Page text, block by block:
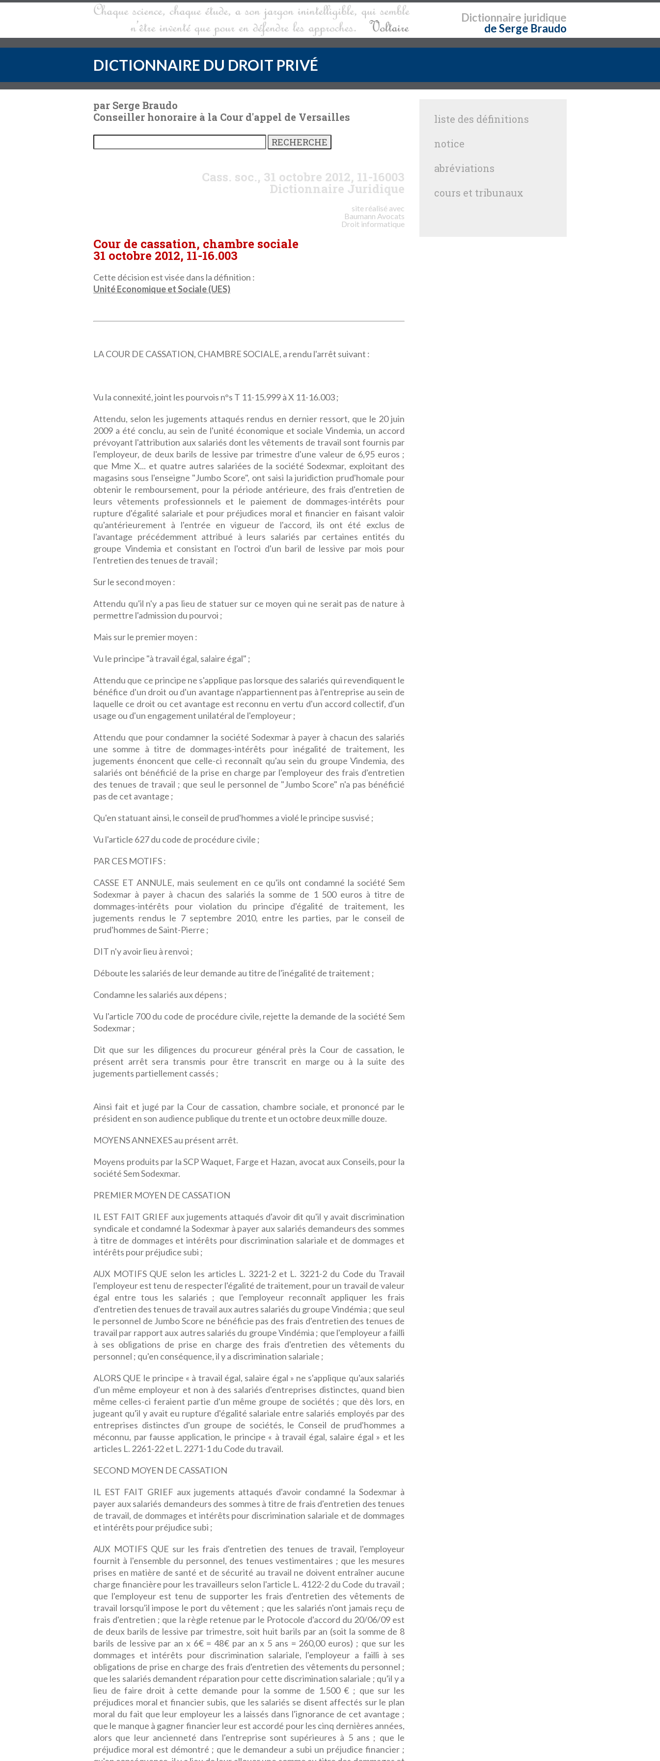
Dictionnaire juridique
de Serge Braudo
DICTIONNAIRE DU DROIT PRIVÉ
par Serge Braudo
Conseiller honoraire à la Cour d'appel de Versailles
Cass. soc., 31 octobre 2012, 11-16003
Dictionnaire Juridique
site réalisé avec
Baumann Avocats
Droit informatique
Cour de cassation, chambre sociale
31 octobre 2012, 11-16.003
Cette décision est visée dans la définition :
Unité Economique et Sociale (UES)
LA COUR DE CASSATION, CHAMBRE SOCIALE, a rendu l'arrêt suivant :
Vu la connexité, joint les pourvois n°s T 11-15.999 à X 11-16.003 ;
Attendu, selon les jugements attaqués rendus en dernier ressort, que le 20 juin
2009 a été conclu, au sein de l'unité économique et sociale Vindemia, un accord
prévoyant l'attribution aux salariés dont les vêtements de travail sont fournis par
l'employeur, de deux barils de lessive par trimestre d'une valeur de 6,95 euros ;
que Mme X... et quatre autres salariées de la société Sodexmar, exploitant des
magasins sous l'enseigne "Jumbo Score", ont saisi la juridiction prud'homale pour
obtenir le remboursement, pour la période antérieure, des frais d'entretien de
leurs vêtements professionnels et le paiement de dommages-intérêts pour
rupture d'égalité salariale et pour préjudices moral et financier en faisant valoir
qu'antérieurement à l'entrée en vigueur de l'accord, ils ont été exclus de
l'avantage précédemment attribué à leurs salariés par certaines entités du
groupe Vindemia et consistant en l'octroi d'un baril de lessive par mois pour
l'entretien des tenues de travail ;
Sur le second moyen :
Attendu qu'il n'y a pas lieu de statuer sur ce moyen qui ne serait pas de nature à
permettre l'admission du pourvoi ;
Mais sur le premier moyen :
Vu le principe "à travail égal, salaire égal" ;
Attendu que ce principe ne s'applique pas lorsque des salariés qui revendiquent le
bénéfice d'un droit ou d'un avantage n'appartiennent pas à l'entreprise au sein de
laquelle ce droit ou cet avantage est reconnu en vertu d'un accord collectif, d'un
usage ou d'un engagement unilatéral de l'employeur ;
Attendu que pour condamner la société Sodexmar à payer à chacun des salariés
une somme à titre de dommages-intérêts pour inégalité de traitement, les
jugements énoncent que celle-ci reconnaît qu'au sein du groupe Vindemia, des
salariés ont bénéficié de la prise en charge par l'employeur des frais d'entretien
des tenues de travail ; que seul le personnel de "Jumbo Score" n'a pas bénéficié
pas de cet avantage ;
Qu'en statuant ainsi, le conseil de prud'hommes a violé le principe susvisé ;
Vu l'article 627 du code de procédure civile ;
PAR CES MOTIFS :
CASSE ET ANNULE, mais seulement en ce qu'ils ont condamné la société Sem
Sodexmar à payer à chacun des salariés la somme de 1 500 euros à titre de
dommages-intérêts pour violation du principe d'égalité de traitement, les
jugements rendus le 7 septembre 2010, entre les parties, par le conseil de
prud'hommes de Saint-Pierre ;
DIT n'y avoir lieu à renvoi ;
Déboute les salariés de leur demande au titre de l'inégalité de traitement ;
Condamne les salariés aux dépens ;
Vu l'article 700 du code de procédure civile, rejette la demande de la société Sem
Sodexmar ;
Dit que sur les diligences du procureur général près la Cour de cassation, le
présent arrêt sera transmis pour être transcrit en marge ou à la suite des
jugements partiellement cassés ;
Ainsi fait et jugé par la Cour de cassation, chambre sociale, et prononcé par le
président en son audience publique du trente et un octobre deux mille douze.
MOYENS ANNEXES au présent arrêt.
Moyens produits par la SCP Waquet, Farge et Hazan, avocat aux Conseils, pour la
société Sem Sodexmar.
PREMIER MOYEN DE CASSATION
IL EST FAIT GRIEF aux jugements attaqués d'avoir dit qu'il y avait discrimination
syndicale et condamné la Sodexmar à payer aux salariés demandeurs des sommes
à titre de dommages et intérêts pour discrimination salariale et de dommages et
intérêts pour préjudice subi ;
AUX MOTIFS QUE selon les articles L. 3221-2 et L. 3221-2 du Code du Travail
l'employeur est tenu de respecter l'égalité de traitement, pour un travail de valeur
égal entre tous les salariés ; que l'employeur reconnaît appliquer les frais
d'entretien des tenues de travail aux autres salariés du groupe Vindémia ; que seul
le personnel de Jumbo Score ne bénéficie pas des frais d'entretien des tenues de
travail par rapport aux autres salariés du groupe Vindémia ; que l'employeur a failli
à ses obligations de prise en charge des frais d'entretien des vêtements du
personnel ; qu'en conséquence, il y a discrimination salariale ;
ALORS QUE le principe « à travail égal, salaire égal » ne s'applique qu'aux salariés
d'un même employeur et non à des salariés d'entreprises distinctes, quand bien
même celles-ci feraient partie d'un même groupe de sociétés ; que dès lors, en
jugeant qu'il y avait eu rupture d'égalité salariale entre salariés employés par des
entreprises distinctes d'un groupe de sociétés, le Conseil de prud'hommes a
méconnu, par fausse application, le principe « à travail égal, salaire égal » et les
articles L. 2261-22 et L. 2271-1 du Code du travail.
SECOND MOYEN DE CASSATION
IL EST FAIT GRIEF aux jugements attaqués d'avoir condamné la Sodexmar à
payer aux salariés demandeurs des sommes à titre de frais d'entretien des tenues
de travail, de dommages et intérêts pour discrimination salariale et de dommages
et intérêts pour préjudice subi ;
AUX MOTIFS QUE sur les frais d'entretien des tenues de travail, l'employeur
fournit à l'ensemble du personnel, des tenues vestimentaires ; que les mesures
prises en matière de santé et de sécurité au travail ne doivent entraîner aucune
charge financière pour les travailleurs selon l'article L. 4122-2 du Code du travail ;
que l'employeur est tenu de supporter les frais d'entretien des vêtements de
travail lorsqu'il impose le port du vêtement ; que les salariés n'ont jamais reçu de
frais d'entretien ; que la règle retenue par le Protocole d'accord du 20/06/09 est
de deux barils de lessive par trimestre, soit huit barils par an (soit la somme de 8
barils de lessive par an x 6€ = 48€ par an x 5 ans = 260,00 euros) ; que sur les
dommages et intérêts pour discrimination salariale, l'employeur a failli à ses
obligations de prise en charge des frais d'entretien des vêtements du personnel ;
que les salariés demandent réparation pour cette discrimination salariale ; qu'il y a
lieu de faire droit à cette demande pour la somme de 1.500 € ; que sur les
préjudices moral et financier subis, que les salariés se disent affectés sur le plan
moral du fait que leur employeur les a laissés dans l'ignorance de cet avantage ;
que le manque à gagner financier leur est accordé pour les cinq dernières années,
alors que leur ancienneté dans l'entreprise sont supérieures à 5 ans ; que le
préjudice moral est démontré ; que le demandeur a subi un préjudice financier ;
liste des définitions
notice
abréviations
cours et tribunaux